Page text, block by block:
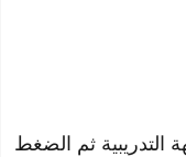
التدريبية ثم الضغط